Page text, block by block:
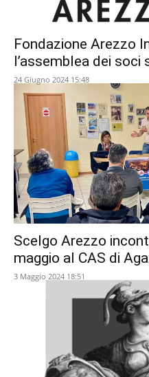
Fondazione Arezzo
l’assemblea dei soci
24 Giugno 2024 15:48
Scelgo Arezzo
maggio al CAS di
3 Maggio 2024 18:51